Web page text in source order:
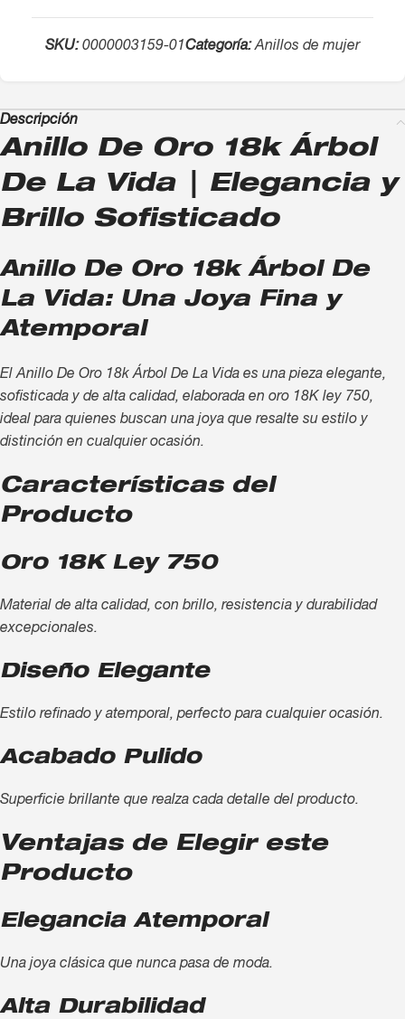
SKU:0000003159-01Categoría: Anillos de mujer
Descripción
Anillo De Oro 18k Árbol
De La Vida | Elegancia y
Brillo Sofisticado
Anillo De Oro 18k Árbol De
La Vida: Una Joya Fina y
Atemporal
El Anillo De Oro 18k Árbol De La Vida es una pieza elegante,
sofisticada y de alta calidad, elaborada en oro 18K ley 750,
ideal para quienes buscan una joya que resalte su estilo y
distinción en cualquier ocasión.
Características del
Producto
Oro 18K Ley 750
Material de alta calidad, con brillo, resistencia y durabilidad
excepcionales.
Diseño Elegante
Estilo refinado y atemporal, perfecto para cualquier ocasión.
Acabado Pulido
Superficie brillante que realza cada detalle del producto.
Ventajas de Elegir este
Producto
Elegancia Atemporal
Una joya clásica que nunca pasa de moda.
Alta Durabilidad